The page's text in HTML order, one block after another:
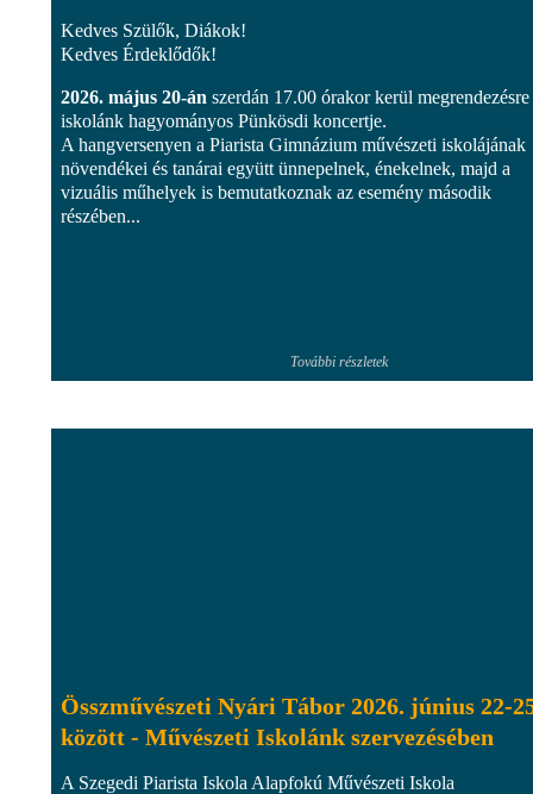
Kedves Szülők, Diákok!
Kedves Érdeklődők!
2026. május 20-án szerdán 17.00 órakor kerül megrendezésre
iskolánk hagyományos Pünkösdi koncertje.
A hangversenyen a Piarista Gimnázium művészeti iskolájának
növendékei és tanárai együtt ünnepelnek, énekelnek, majd a
vizuális műhelyek is bemutatkoznak az esemény második
részében...
További részletek
Összművészeti Nyári Tábor 2026. június 22-
között - Művészeti Iskolánk szervezésében
A Szegedi Piarista Iskola Alapfokú Művészeti Iskola